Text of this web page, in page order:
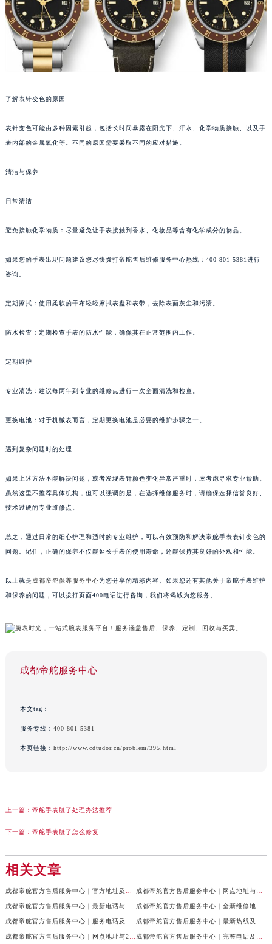
了解表针变色的原因
表针变色可能由多种因素引起，包括长时间暴露在阳光下、汗水、化学物质接触、以及手
表内部的金属氧化等。不同的原因需要采取不同的应对措施。
清洁与保养
日常清洁
避免接触化学物质：尽量避免让手表接触到香水、化妆品等含有化学成分的物品。
如果您的手表出现问题建议您尽快拨打帝舵售后维修服务中心热线：400-801-5381进行
咨询。
定期擦拭：使用柔软的干布轻轻擦拭表盘和表带，去除表面灰尘和污渍。
防水检查：定期检查手表的防水性能，确保其在正常范围内工作。
定期维护
专业清洗：建议每两年到专业的维修点进行一次全面清洗和检查。
更换电池：对于机械表而言，定期更换电池是必要的维护步骤之一。
遇到复杂问题时的处理
如果上述方法不能解决问题，或者发现表针颜色变化异常严重时，应考虑寻求专业帮助。
虽然这里不推荐具体机构，但可以强调的是，在选择维修服务时，请确保选择信誉良好、
技术过硬的专业维修点。
总之，通过日常的细心护理和适时的专业维护，可以有效预防和解决帝舵手表表针变色的
问题。记住，正确的保养不仅能延长手表的使用寿命，还能保持其良好的外观和性能。
以上就是 成都帝舵保养服务中心为您分享的精彩内容。如果您还有其他关于帝舵手表维护
和保养的问题，可以拨打页面400电话进行咨询，我们将竭诚为您服务。
成都帝舵服务中心
本文tag：
服务专线： 400-801-5381
本页链接： http://www.cdtudor.cn/problem/395.html
上一篇： 帝舵手表脏了处理办法推荐
下一篇： 帝舵手表脏了怎么修复
相关文章